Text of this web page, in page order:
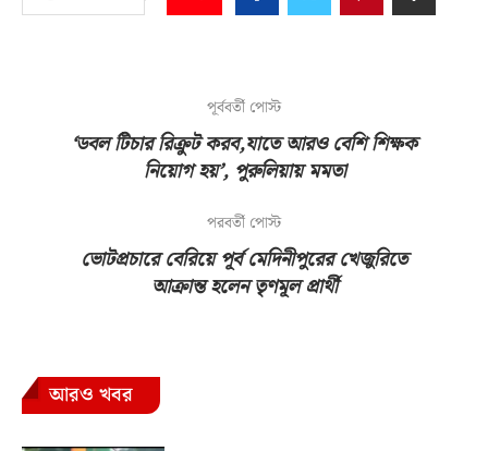
পূর্ববর্তী পোস্ট
‘ডবল টিচার রিক্রুট করব,যাতে আরও বেশি শিক্ষক
নিয়োগ হয়’, পুরুলিয়ায় মমতা
পরবর্তী পোস্ট
ভোটপ্রচারে বেরিয়ে পূর্ব মেদিনীপুরের খেজুরিতে
আক্রান্ত হলেন তৃণমূল প্রার্থী
আরও খবর